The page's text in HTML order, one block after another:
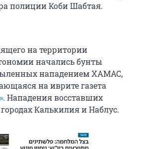
полиции Коби Шабтая.
на территории
начались бунты
нападением ХАМАС,
на иврите газета
. Нападения восставших
Калькилия и Наблус.